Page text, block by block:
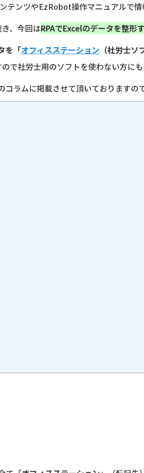
テンツやEzRobot操作マニュアルで情
、今回はRPAでExcelのデータを整形
を「オフィスステーション （社労士
で社労士用のソフトを使わない方に
コラムに掲載させて頂いておりますの